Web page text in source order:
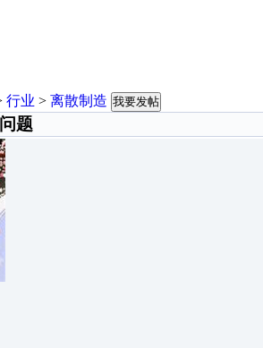
行业 > 离散制造 我要发帖
题